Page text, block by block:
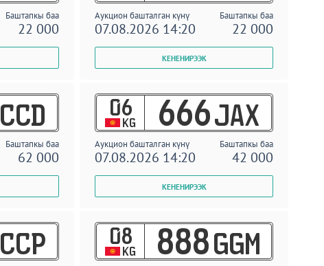
Баштапкы баа
22 000
Аукцион башталган күнү Баштапкы баа
07.08.2026 14:20 22 000
CCD
Баштапкы баа
62 000
06
KG 666 JAX
Аукцион башталган күнү Баштапкы баа
07.08.2026 14:20 42 000
CCP 08
KG 888 GGM